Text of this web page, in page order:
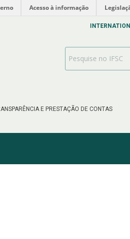
Acesso à informação
E PRESTAÇÃO DE CONTAS
Search Bar